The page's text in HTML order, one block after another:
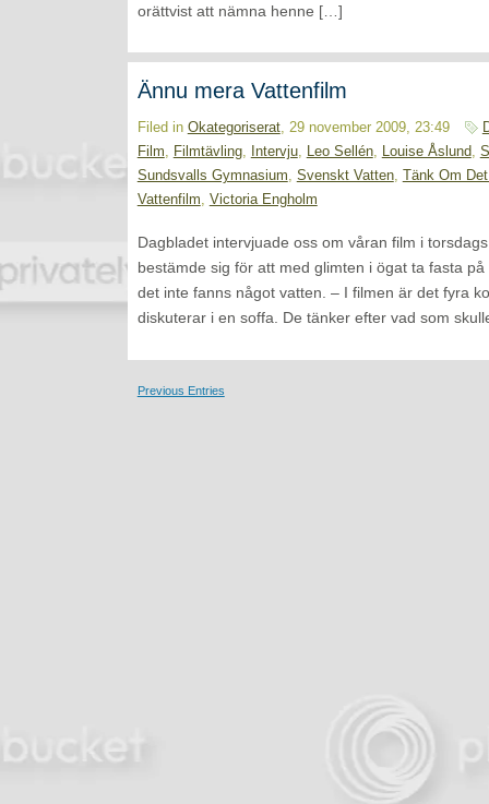
orättvist att nämna henne […]
Ännu mera Vattenfilm
Filed in Okategoriserat, 29 november 2009, 23:49
Film
Filmtävling, Intervju, Leo Sellén, Louise Åslund,
Sundsvalls Gymnasium Svenskt Vatten, Tänk Om
Vattenfilm Victoria Engholm
Dagbladet intervjuade oss om våran film i
bestämde sig för att med glimten i ögat ta fasta
det inte fanns något vatten. – I filmen är det fyra
diskuterar i en soffa. De tänker efter vad som
Previous Entries